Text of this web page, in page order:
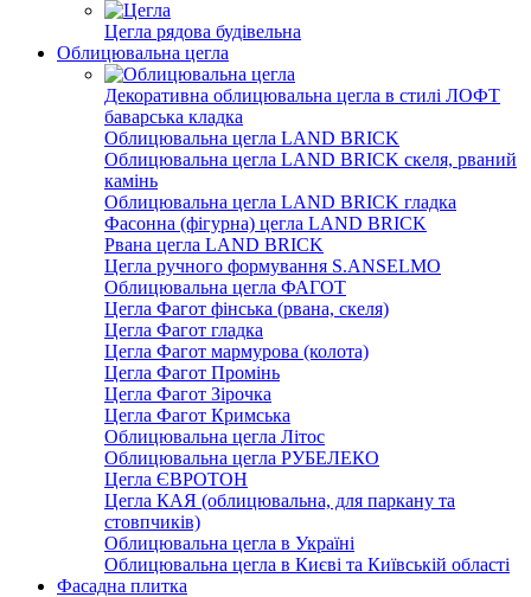
Цегла рядова будівельна
Облицювальна цегла
Декоративна облицювальна цегла в стилі ЛОФТ
баварська кладка
Облицювальна цегла LAND BRICK
Облицювальна цегла LAND BRICK скеля, рваний
камінь
Облицювальна цегла LAND BRICK гладка
Фасонна (фігурна) цегла LAND BRICK
Рвана цегла LAND BRICK
Цегла ручного формування S.ANSELMO
Облицювальна цегла ФАГОТ
Цегла Фагот фінська (рвана, скеля)
Цегла Фагот гладка
Цегла Фагот мармурова (колота)
Цегла Фагот Промінь
Цегла Фагот Зірочка
Цегла Фагот Кримська
Облицювальна цегла Літос
Облицювальна цегла РУБЕЛЕКО
Цегла ЄВРОТОН
Цегла КАЯ (облицювальна, для паркану та
стовпчиків)
Облицювальна цегла в Україні
Облицювальна цегла в Києві та Київській області
Фасадна плитка